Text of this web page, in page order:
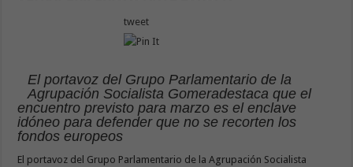
tweet
El portavoz del Grupo Parlamentario de la
Agrupación Socialista Gomeradestaca que el
encuentro previsto para marzo es el enclave
idóneo para defender que no se recorten los
fondos europeos
El portavoz del Grupo Parlamentario de la Agrupación Socialista